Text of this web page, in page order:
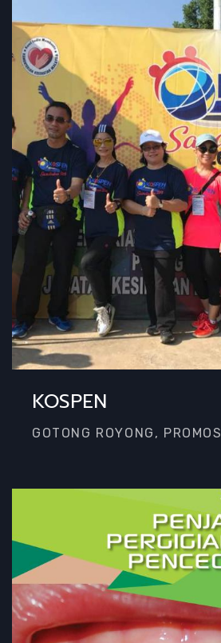
KOSPEN
GOTONG ROYONG, PROMOSI